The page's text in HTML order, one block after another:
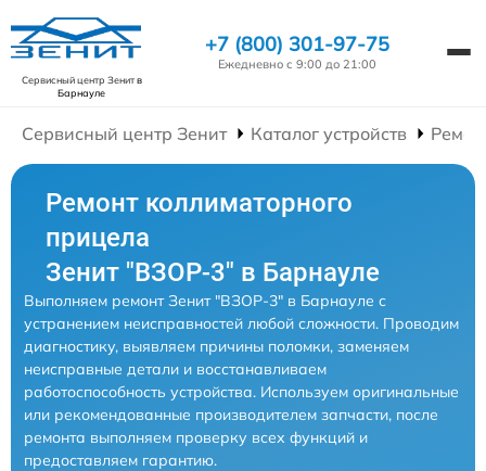
Сервисный центр Зенитв
Барнауле
+7 (800) 301-97-75
Ежедневно с 9:00 до 21:00
Сервисный центр Зенит Каталог устройств
Ремонт коллиматорного
прицела
Зенит "ВЗОР-3" в Барнауле
Выполняем ремонт Зенит "ВЗОР-3" в Барнауле с
устранением неисправностей любой сложности. Проводим
диагностику, выявляем причины поломки, заменяем
неисправные детали и восстанавливаем
работоспособность устройства. Используем оригинальные
или рекомендованные производителем запчасти, после
ремонта выполняем проверку всех функций и
предоставляем гарантию.